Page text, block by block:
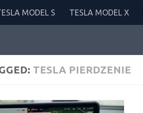
MODEL S TESLA MODEL X
TESLA PIERDZENIE